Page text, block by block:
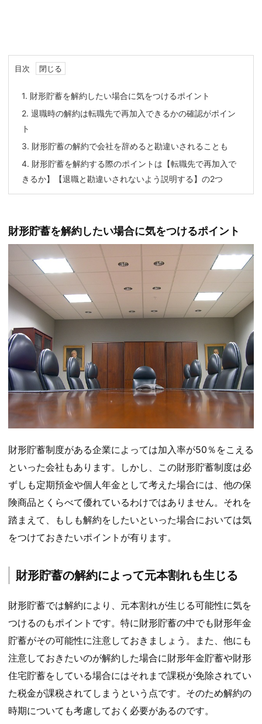
目次
1. 財形貯蓄を解約したい場合に気をつけるポイント
2. 退職時の解約は転職先で再加入できるかの確認がポイン
ト
3. 財形貯蓄の解約で会社を辞めると勘違いされることも
4. 財形貯蓄を解約する際のポイントは【転職先で再加入で
きるか】【退職と勘違いされないよう説明する】の2つ
財形貯蓄を解約したい場合に気をつけるポイント
財形貯蓄制度がある企業によっては加入率が50％をこえる
といった会社もあります。しかし、この財形貯蓄制度は必
ずしも定期預金や個人年金として考えた場合には、他の保
険商品とくらべて優れているわけではありません。それを
踏まえて、もしも解約をしたいといった場合においては気
をつけておきたいポイントが有ります。
財形貯蓄の解約によって元本割れも生じる
財形貯蓄では解約により、元本割れが生じる可能性に気を
つけるのもポイントです。特に財形貯蓄の中でも財形年金
貯蓄がその可能性に注意しておきましょう。また、他にも
注意しておきたいのが解約した場合に財形年金貯蓄や財形
住宅貯蓄をしている場合にはそれまで課税が免除されてい
た税金が課税されてしまうという点です。そのため解約の
時期についても考慮しておく必要があるのです。